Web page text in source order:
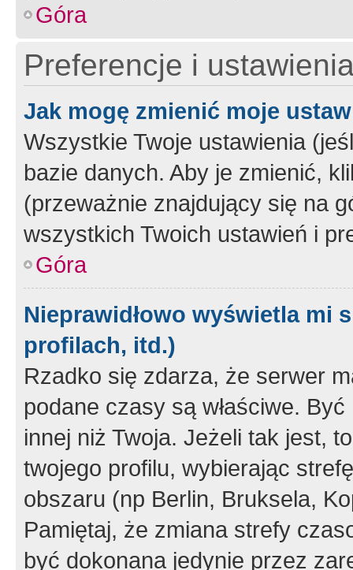
Góra
Preferencje i
Jak mogę zmienić moje
Wszystkie Twoje ustawienia
bazie danych. Aby je zmienić,
(przeważnie znajdujący się na
wszystkich Twoich ustawień i
Góra
Nieprawidłowo wyświetla mi
profilach, itd.)
Rzadko się zdarza, że serwer
podane czasy są właściwe.
innej niż Twoja. Jeżeli tak jest,
twojego profilu, wybierając
obszaru (np Berlin, Bruksela,
Pamiętaj, że zmiana strefy
być dokonana jedynie przez